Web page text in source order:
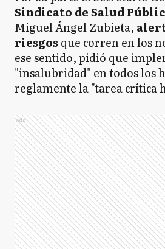
Sindicato de Salud
Miguel Ángel Zubieta,
riesgos que corren en los
ese sentido, pidió que
"insalubridad" en todos los
reglamente la "tarea crítica
Ads